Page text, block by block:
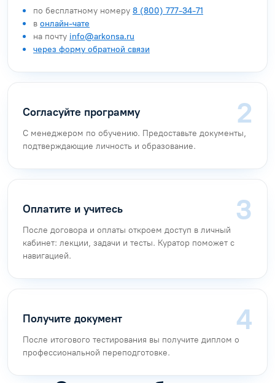
по бесплатному номеру 8 (800) 777-34-71
в онлайн-чате
на почту info@arkonsa.ru
через форму обратной связи
Согласуйте программу
С менеджером по обучению. Предоставьте документы,
подтверждающие личность и образование.
Оплатите и учитесь
После договора и оплаты откроем доступ в личный
кабинет: лекции, задачи и тесты. Куратор поможет с
навигацией.
Получите документ
После итогового тестирования вы получите диплом о
профессиональной переподготовке.